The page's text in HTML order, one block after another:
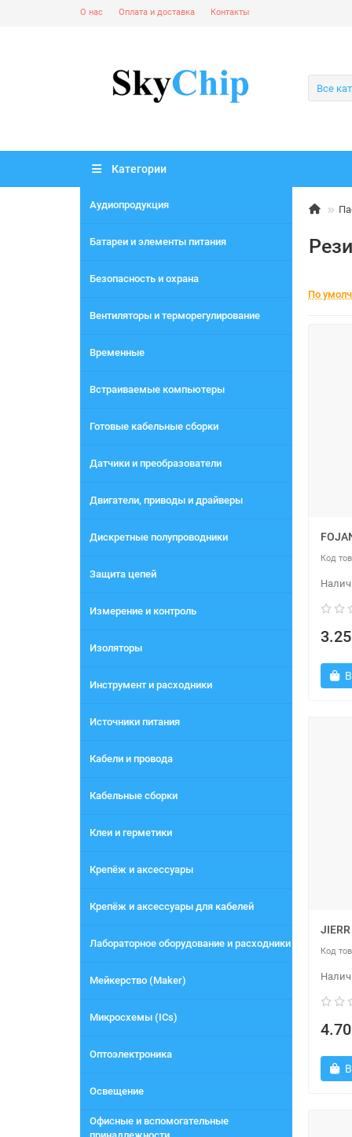
О нас Оплата и доставка Контакты
Все
Категории
Аудиопродукция
Батареи и элементы питания
Безопасность и охрана
Вентиляторы и терморегулирование
Временные
Встраиваемые компьютеры
Готовые кабельные сборки
Датчики и преобразователи
Двигатели, приводы и драйверы
Дискретные полупроводники
Защита цепей
Измерение и контроль
Изоляторы
Инструмент и расходники
Источники питания
Кабели и провода
Кабельные сборки
Клеи и герметики
Крепёж и аксессуары
Крепёж и аксессуары для кабелей
Лабораторное оборудование и расходники
Мейкерство (Maker)
Микросхемы (ICs)
Оптоэлектроника
Освещение
Офисные и вспомогательные
По